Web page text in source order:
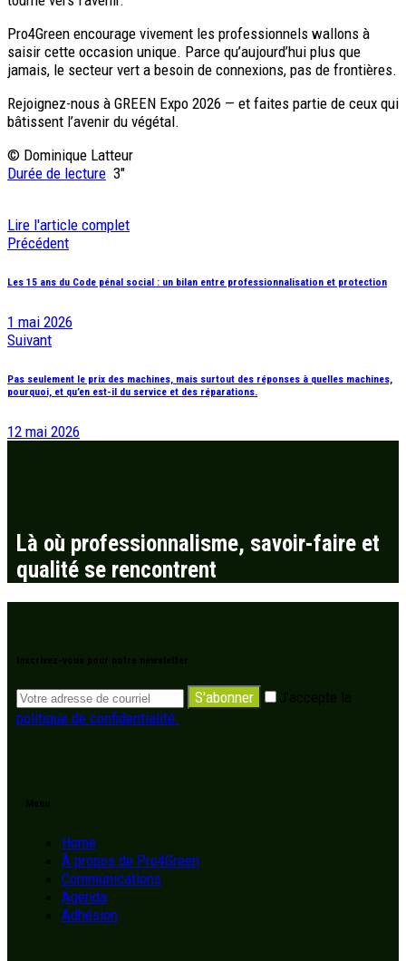
Pro4Green encourage vivement les professionnels wallons à
saisir cette occasion unique. Parce qu’aujourd’hui plus que
jamais, le secteur vert a besoin de connexions, pas de frontières.
Rejoignez-nous à GREEN Expo 2026 — et faites partie de ceux qui
bâtissent l’avenir du végétal.
© Dominique Latteur
Durée de lecture 3″
Lire l'article complet
Navigation
de
Précédent
Les 15 ans du Code pénal social : un bilan entre professionnalisation et protection
1 mai 2026
Suivant
Pas seulement le prix des machines, mais surtout des réponses à quelles machines,
pourquoi, et qu’en est-il du service et des réparations.
12 mai 2026
Là où professionnalisme, savoir-faire et
qualité se rencontrent
Inscrivez-vous pour notre newsletter
S'abonner
J'accepte la
politique de confidentialité.
Menu
Home
À propos de Pro4Green
Communications
Agenda
Adhésion